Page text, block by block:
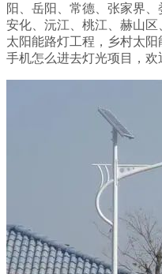
阳、岳阳、常德、张家界、
安化、沅江、桃江、赫
太阳能路灯工程，乡村太
手机怎么进去灯光项目，